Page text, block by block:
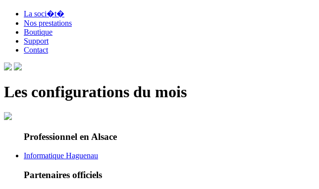
La soci�t�
Nos prestations
Boutique
Support
Contact
Les configurations du mois
Professionnel en Alsace
Informatique Haguenau
Partenaires officiels